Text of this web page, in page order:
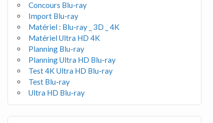
Concours Blu-ray
Import Blu-ray
Matériel : Blu-ray _ 3D _ 4K
Matériel Ultra HD 4K
Planning Blu-ray
Planning Ultra HD Blu-ray
Test 4K Ultra HD Blu-ray
Test Blu-ray
Ultra HD Blu-ray